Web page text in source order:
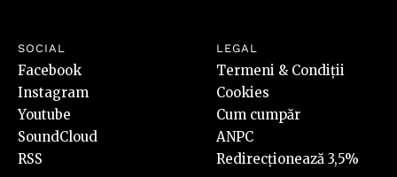
SOCIAL
Facebook
Instagram
Youtube
SoundCloud
RSS
LEGAL
Termeni & Condiții
Cookies
Cum cumpăr
ANPC
Redirecționează 3,5%